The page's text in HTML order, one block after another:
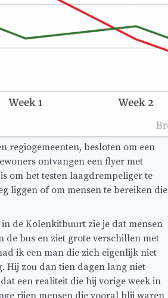
regiogemeenten, besloten om een
ontvangen een flyer met
om het testen laagdrempeliger te
liggen of om mensen te bereiken die
in de Kolenkitbuurt zie je dat mensen
de bus en ziet grote verschillen met
ik een man die zich eigenlijk niet
Hij zou dan tien dagen lang niet
een realiteit die hij vorige week in